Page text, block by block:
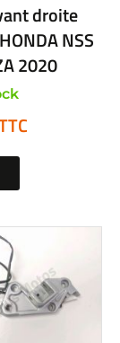
droite
NSS
2020